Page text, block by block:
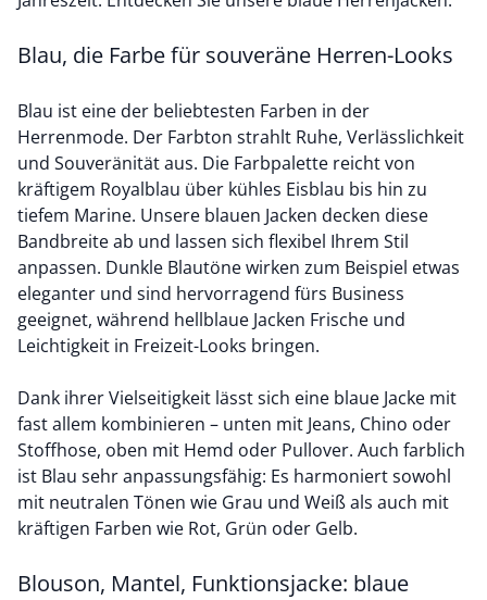
Blau, die Farbe für souveräne Herren-Looks
Blau ist eine der beliebtesten Farben in der
Herrenmode. Der Farbton strahlt Ruhe, Verlässlichkeit
und Souveränität aus. Die Farbpalette reicht von
kräftigem Royalblau über kühles Eisblau bis hin zu
tiefem Marine. Unsere blauen Jacken decken diese
Bandbreite ab und lassen sich flexibel Ihrem Stil
anpassen. Dunkle Blautöne wirken zum Beispiel etwas
eleganter und sind hervorragend fürs Business
geeignet, während hellblaue Jacken Frische und
Leichtigkeit in Freizeit-Looks bringen.
Dank ihrer Vielseitigkeit lässt sich eine blaue Jacke mit
fast allem kombinieren – unten mit Jeans, Chino oder
Stoffhose, oben mit Hemd oder Pullover. Auch farblich
ist Blau sehr anpassungsfähig: Es harmoniert sowohl
mit neutralen Tönen wie Grau und Weiß als auch mit
kräftigen Farben wie Rot, Grün oder Gelb.
Blouson, Mantel, Funktionsjacke: blaue